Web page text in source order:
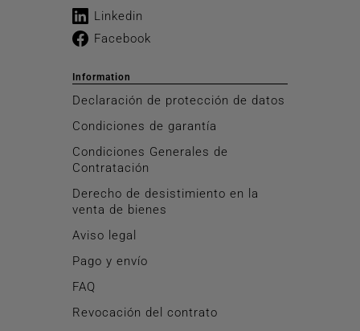
Linkedin
Facebook
Information
Declaración de protección de datos
Condiciones de garantía
Condiciones Generales de
Contratación
Derecho de desistimiento en la
venta de bienes
Aviso legal
Pago y envío
FAQ
Revocación del contrato